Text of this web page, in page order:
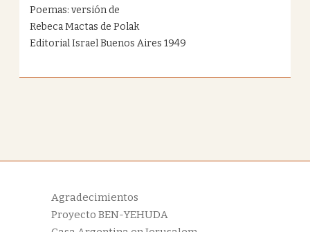
Poemas: versión de
Rebeca Mactas de Polak
Editorial Israel Buenos Aires 1949
Agradecimientos
Proyecto BEN-YEHUDA